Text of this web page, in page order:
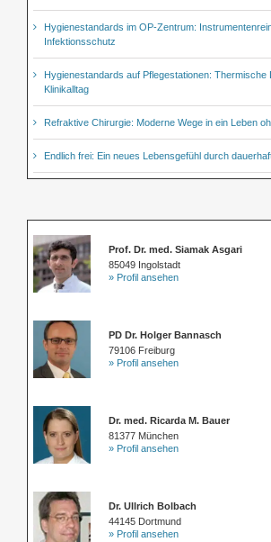
Hygienestandards im OP-Zentrum:
Infektionsschutz
Hygienestandards auf Pflegestationen: Thermische
Klinikalltag
Refraktive Chirurgie: Moderne Wege in ein Leben
Endlich frei: Ein neues Lebensgefühl durch
Prof. Dr. med. Siamak Asgari
85049 Ingolstadt
» Profil ansehen
PD Dr. Holger Bannasch
79106 Freiburg
» Profil ansehen
Dr. med. Ricarda M. Bauer
81377 München
» Profil ansehen
Dr. Ullrich Bolbach
44145 Dortmund
» Profil ansehen